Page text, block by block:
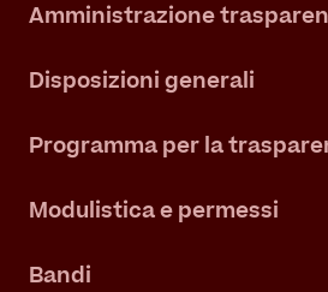
Amministrazione
Disposizioni generali
Programma per la
Modulistica e permessi
Bandi